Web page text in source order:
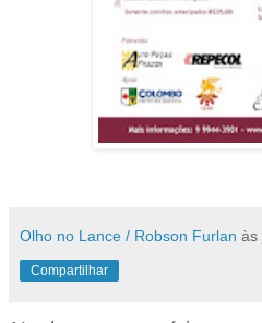
Olho no Lance / Robson Furlan às
Compartilhar